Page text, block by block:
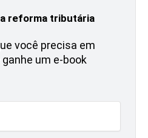
reforma tributária
você precisa em
um e-book